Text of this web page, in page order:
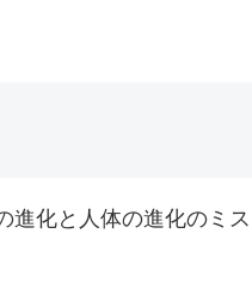
進化と人体の進化のミス